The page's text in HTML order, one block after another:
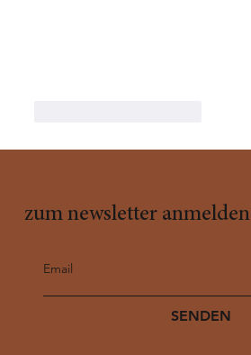
zum newsletter anmelden
SENDEN